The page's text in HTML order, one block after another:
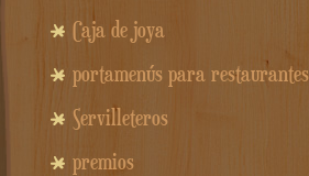
Caja de joya
portamenús para restaurantes
Servilleteros
premios